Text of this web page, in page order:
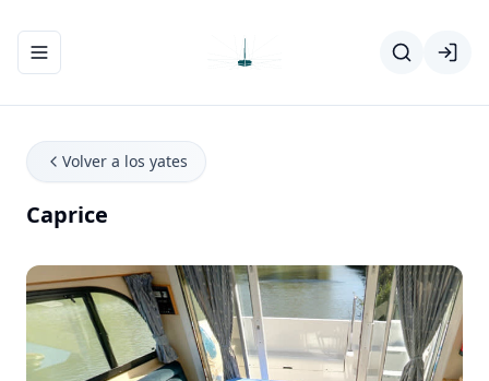
Abrir/cerrar el menú de navegación
Volver a los yates
Caprice